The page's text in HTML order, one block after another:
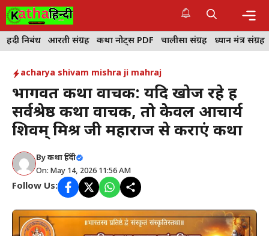
Skip
to
content
हिंदी निबंध आरती संग्रह कथा नोट्स PDF चालीसा संग्रह ध्यान मंत्र संग्रह
acharya shivam mishra ji mahraj
भागवत कथा वाचक: यदि खोज रहे हैं
सर्वश्रेष्ठ कथा वाचक, तो केवल आचार्य
शिवम् मिश्र जी महाराज से कराएं कथा
Byकथा हिंदी
On: May 14, 2026 11:56 AM
Follow Us: